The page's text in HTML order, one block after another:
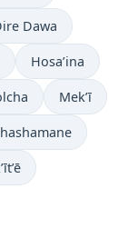
Dawa
Hosa’ina
Mek’ī